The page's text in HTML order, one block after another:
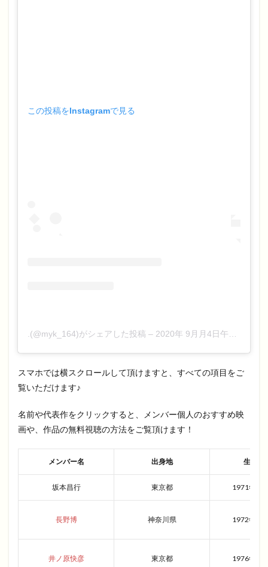
この投稿をInstagramで見る
.(@myk_164)がシェアした投稿 – 2020年 9月月4日午前3時11分PDT
スマホでは横スクロールして頂けますと、すべての項目をご
覧いただけます♪
名前や代表作をクリックすると、メンバー個人のおすすめ映
画や、作品の無料視聴の方法をご覧頂けます！
メンバー名 出身地 生年月
坂本昌行 東京都 1971年7
長野博 神奈川県 1972年10
井ノ原快彦 東京都 1976年5